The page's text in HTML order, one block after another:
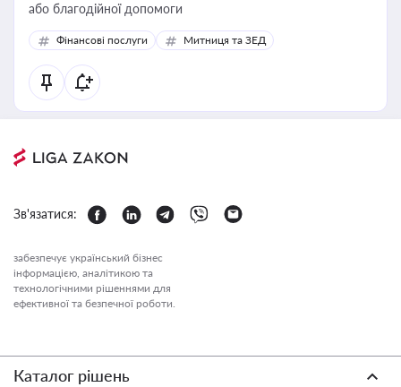
або благодійної допомоги
Фінансові послуги Митниця та ЗЕД
Зв'язатися:
забезпечує український бізнес
інформацією, аналітикою та
технологічними рішеннями для
ефективної та безпечної роботи.
Каталог рішень